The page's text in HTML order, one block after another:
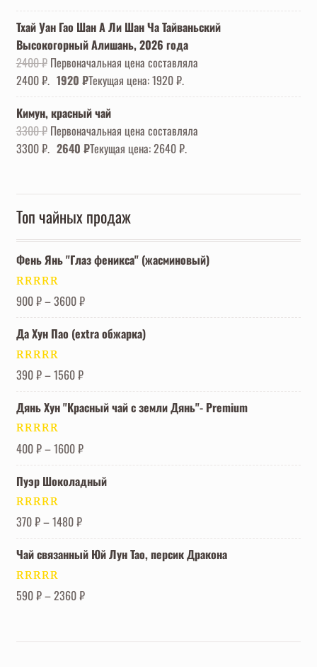
Тхай Уан Гао Шан А Ли Шан Ча Тайваньский
Высокогорный Алишань, 2026 года
2400₽ Первоначальная цена составляла
2400 ₽. 1920 ₽Текущая цена: 1920 ₽.
Кимун, красный чай
3300₽ Первоначальная цена составляла
3300 ₽. 2640 ₽Текущая цена: 2640 ₽.
Топ чайных продаж
Фень Янь "Глаз феникса" (жасминовый)
Оценка5.00
из 5
900₽–3600₽
Да Хун Пао (extra обжарка)
Оценка5.00
из 5
390₽–1560₽
Дянь Хун "Красный чай с земли Дянь"- Premium
Оценка5.00
из 5
400₽–1600₽
Пуэр Шоколадный
Оценка5.00
из 5
370₽–1480₽
Чай связанный Юй Лун Тао, персик Дракона
Оценка5.00
из 5
590₽–2360₽